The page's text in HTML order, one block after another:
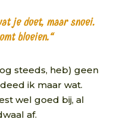
je doet, maar snoei.
bloeien.“
steeds, heb) geen
ik maar wat.
wel goed bij, al
af.